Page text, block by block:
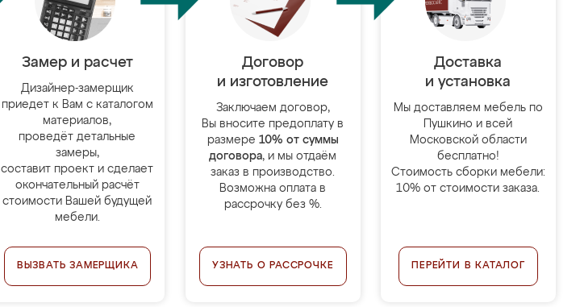
Замер и расчет
Дизайнер-замерщик
приедет к Вам с каталогом
материалов,
проведёт детальные
замеры,
составит проект и сделает
окончательный расчёт
стоимости Вашей будущей
мебели.
ВЫЗВАТЬ ЗАМЕРЩИКА
Договор
и изготовление
Заключаем договор,
Вы вносите предоплату в
размере 10% от суммы
договора, и мы отдаём
заказ в производство.
Возможна оплата в
рассрочку без %.
УЗНАТЬ О РАССРОЧКЕ
Доставка
и установка
Мы доставляем мебель по
Пушкино и всей
Московской области
бесплатно!
Стоимость сборки мебели:
10% от стоимости заказа.
ПЕРЕЙТИ В КАТАЛОГ